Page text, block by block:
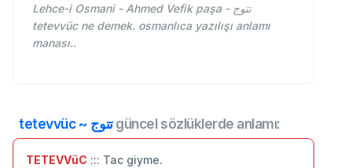
Lehce-i Osmani - Ahmed Vefik paşa - تتوج
tetevvüc ne demek. osmanlıca yazılışı anlamı
manası..
tetevvüc ~ تتوجgüncel sözlüklerde anlamı:
TETEVVüC ::: Tac giyme.